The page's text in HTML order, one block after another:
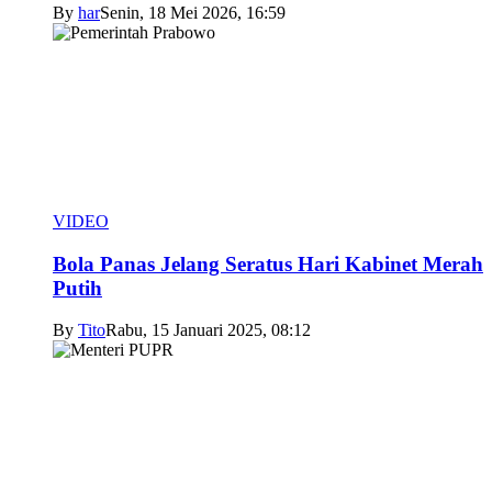
By harSenin, 18 Mei 2026, 16:59
VIDEO
Bola Panas Jelang Seratus Hari Kabinet Merah
Putih
By TitoRabu, 15 Januari 2025, 08:12